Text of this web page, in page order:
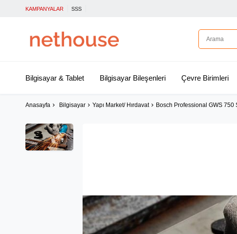
KAMPANYALAR SSS
Bilgisayar & Tablet Bilgisayar Bileşenleri Çevre Birimleri
Anasayfa Bilgisayar Yapı Market/ Hırdavat Bosch Professional GWS 750